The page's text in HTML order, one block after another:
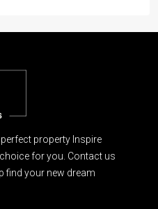
property Inspire
for you. Contact us
find your new dream